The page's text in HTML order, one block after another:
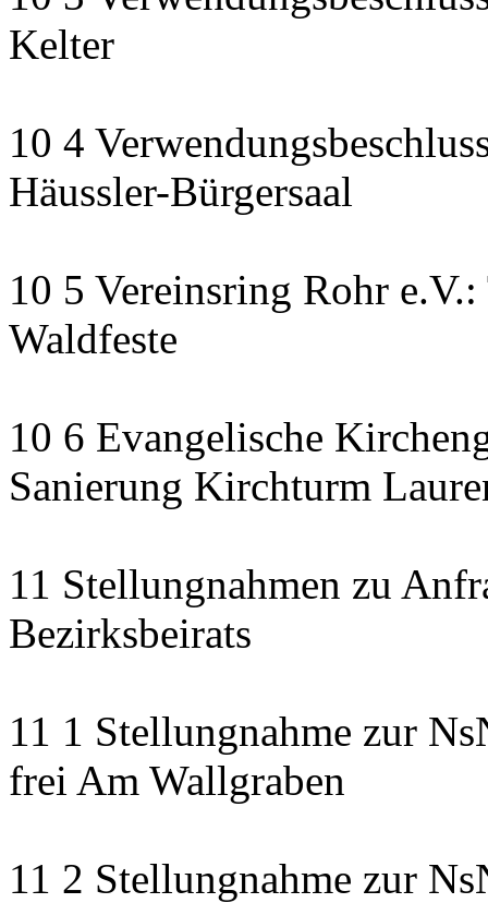
Kelter
10 4
Häussler-Bürgersaal
10 5 Vereinsring Rohr
Waldfeste
10 6 Evangelische
Sanierung Kirchturm
11 Stellungnahmen zu
Bezirksbeirats
11 1 Stellungnahme zur
frei Am Wallgraben
11 2 Stellungnahme zur